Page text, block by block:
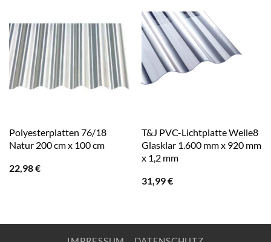
Polyesterplatten 76/18
Natur 200 cm x 100 cm
22,98€
T&J PVC-Lichtplatte Welle8
Glasklar 1.600 mm x 920 mm
x 1,2 mm
31,99€